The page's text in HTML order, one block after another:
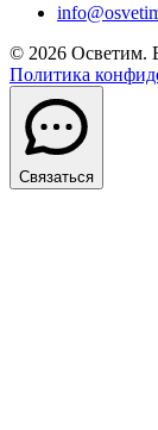
© 2026 Осветим.
Политика
Связаться